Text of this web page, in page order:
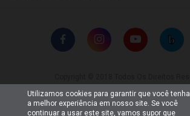
Utilizamos cookies para garantir que você tenha
a melhor experiência em nosso site. Se você
continuar a usar este site, vamos supor que